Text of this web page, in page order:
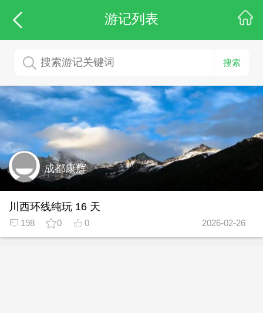
游记列表
搜索
成都康辉
川西环线纯玩 16 天
198 0 0 2026-02-26